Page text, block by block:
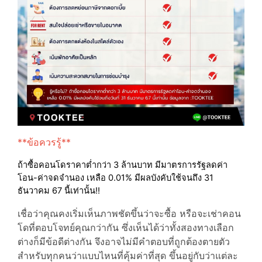
**ข้อควรรู้**
ถ้าซื้อคอนโดราคาต่ำกว่า 3 ล้านบาท มีมาตรการรัฐลดค่า
โอน-ค่าจดจำนอง เหลือ 0.01% มีผลบังคับใช้จนถึง 31
ธันวาคม 67 นี้เท่านั้น!!
เชื่อว่าคุณคงเริ่มเห็นภาพชัดขึ้นว่าจะซื้อ หรือจะเช่าคอน
โดที่ตอบโจทย์คุณกว่ากัน ซึ่งเห็นได้ว่าทั้งสองทางเลือก
ต่างก็มีข้อดีต่างกัน จึงอาจไม่มีคำตอบที่ถูกต้องตายตัว
สำหรับทุกคนว่าแบบไหนที่คุ้มค่าที่สุด ขึ้นอยู่กับว่าแต่ละ